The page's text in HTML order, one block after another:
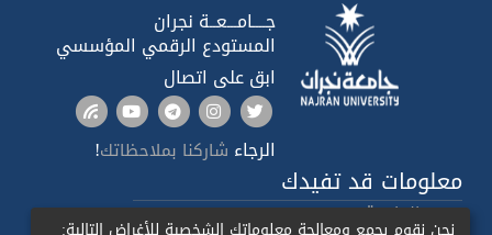
جــــامـــعــة نجران
المستودع الرقمي المؤسسي
ابق على اتصال
الرجاء شاركنا بملاحظاتك!
معلومات قد تفيدك
صدى الجامعة